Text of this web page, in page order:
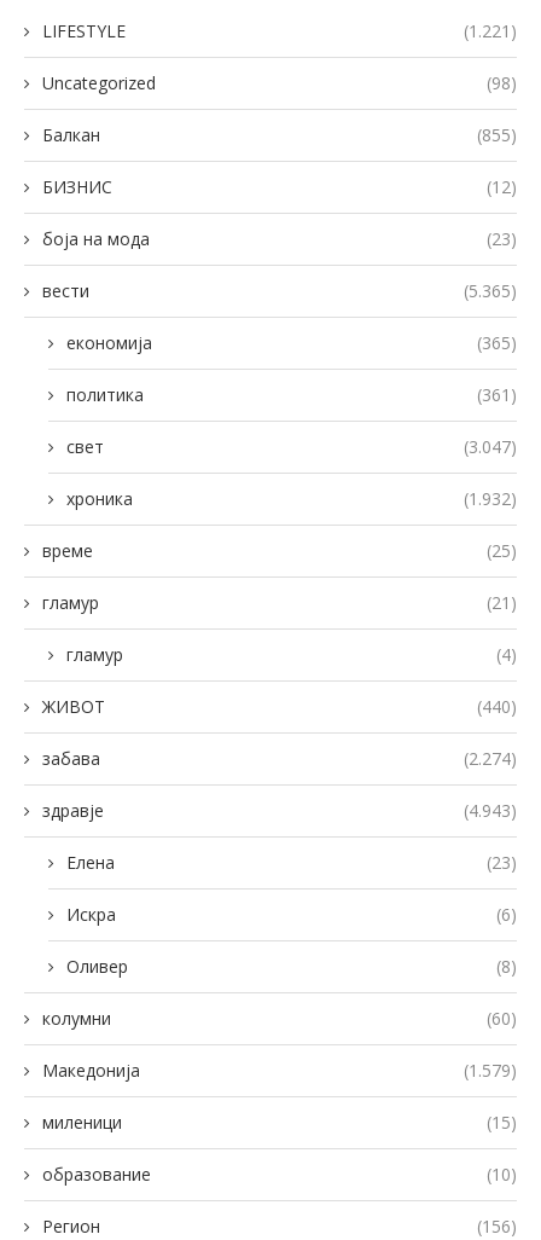
LIFESTYLE (1.221)
Uncategorized (98)
Балкан (855)
БИЗНИС (12)
боја на мода (23)
вести (5.365)
економија (365)
политика (361)
свет (3.047)
хроника (1.932)
време (25)
гламур (21)
гламур (4)
ЖИВОТ (440)
забава (2.274)
здравје (4.943)
Елена (23)
Искра (6)
Оливер (8)
колумни (60)
Македонија (1.579)
миленици (15)
образование (10)
Регион (156)